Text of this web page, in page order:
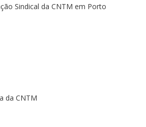
Sindical da CNTM em Porto
da CNTM